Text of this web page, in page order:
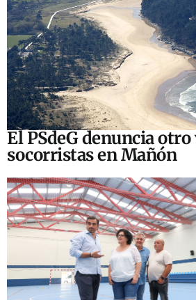
El PSdeG denuncia
socorristas en Mañón